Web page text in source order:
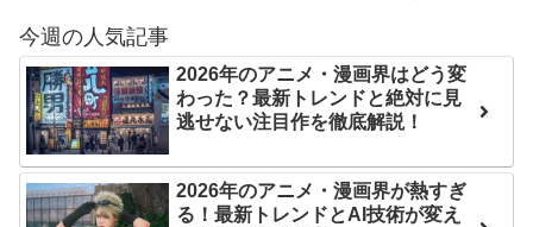
いの禁断の恋…1日だけ許さ
れた夫婦としての時間をひ
たすら愛し合う。
Powered by livedoor 相
互RSS
2/25(水)
36歳の彼女と結婚したい
から信じられない言葉が飛
び出した… 他
今週の人気記事
2026年のアニメ・漫画界はどう変
わった？最新トレンドと絶対に見
逃せない注目作を徹底解説！
2026年のアニメ・漫画界が熱すぎ
る！最新トレンドとAI技術が変え